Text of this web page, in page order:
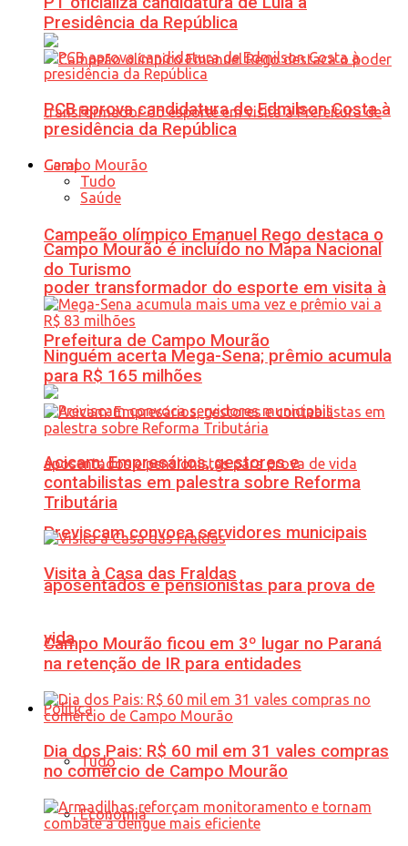
Campeão olímpico Emanuel Rego destaca o
poder transformador do esporte em visita à
Prefeitura de Campo Mourão
Previscam convoca servidores municipais
aposentados e pensionistas para prova de
vida
Política
Tudo
Economia
Presidência da República
PCB aprova candidatura de Edmilson Costa à
presidência da República
Geral
Tudo
Saúde
Campo Mourão é incluído no Mapa Nacional
do Turismo
Ninguém acerta Mega-Sena; prêmio acumula
para R$ 165 milhões
Acicam: Empresários, gestores e
contabilistas em palestra sobre Reforma
Tributária
Visita à Casa das Fraldas
Campo Mourão ficou em 3º lugar no Paraná
na retenção de IR para entidades
Dia dos Pais: R$ 60 mil em 31 vales compras
no comércio de Campo Mourão